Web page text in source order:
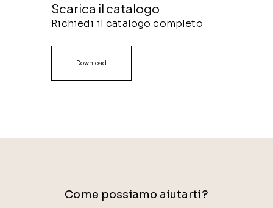
Scarica il catalogo
Richiedi il catalogo completo
Download
Come possiamo aiutarti?